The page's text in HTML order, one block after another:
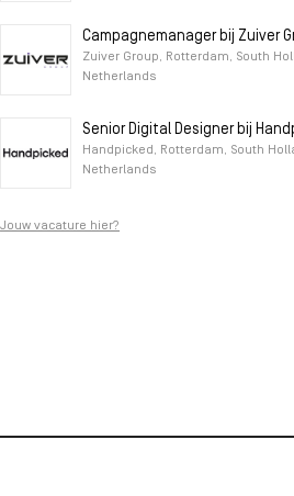
Campagnemanager bij Zuiver
Zuiver Group, Rotterdam, South
Netherlands
Senior Digital Designer bij
Handpicked, Rotterdam, South
Netherlands
Jouw vacature hier?